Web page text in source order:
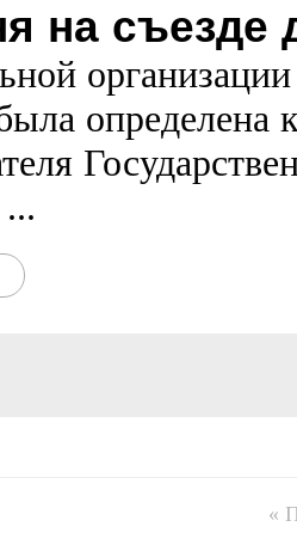
на съезде
определена
«